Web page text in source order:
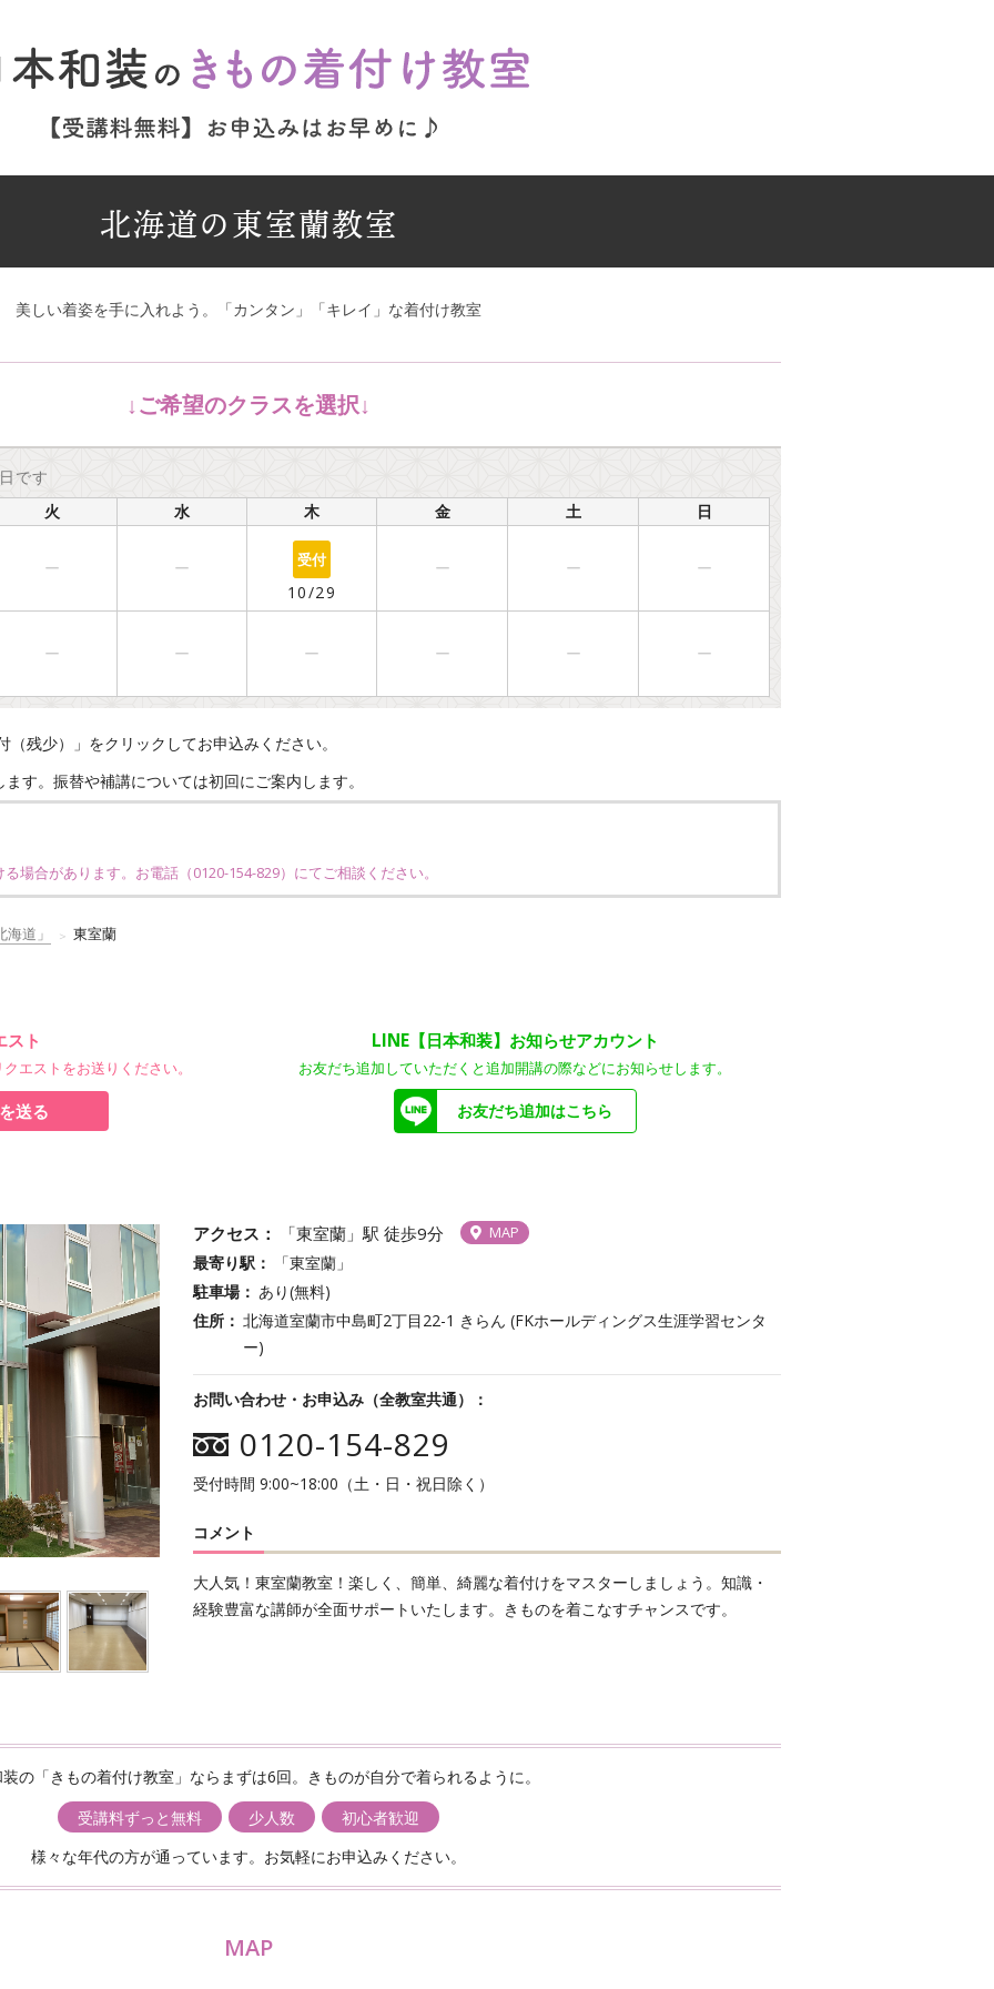
北海道の東室蘭教室
美しい着姿を手に入れよう。「カンタン」「キレイ」な着付け教室
です
火
水 木 金 土 日
ー ー ○
10/29
ー ー ー
ー ー ー ー ー ー
残少）」をクリックしてお申込みください。
す。振替や補講については初回にご案内します。
場合があります。お電話（0120-154-829）にてご相談ください。
道」 東室蘭
スト
エストをお送りください。
送る
LINE【日本和装】お知らせアカウント
お友だち追加していただくと追加開講の際などにお知らせします。
お友だち追加はこちら
アクセス 「東室蘭」駅 徒歩9分 MAP
最寄り駅
「東室蘭」
駐車場
あり(無料)
住所
北海道室蘭市中島町2丁目22-1 きらん (FKホールディングス生涯学習センタ
ー)
お問い合わせ・お申込み（全教室共通）
0120-154-829
受付時間 9:00~18:00（土・日・祝日除く）
コメント
大人気！東室蘭教室！楽しく、簡単、綺麗な着付けをマスターしましょう。知識・
経験豊富な講師が全面サポートいたします。きものを着こなすチャンスです。
の「きもの着付け教室」ならまずは6回。きものが自分で着られるように。
受講料ずっと無料
少人数
初心者歓迎
様々な年代の方が通っています。お気軽にお申込みください。
MAP